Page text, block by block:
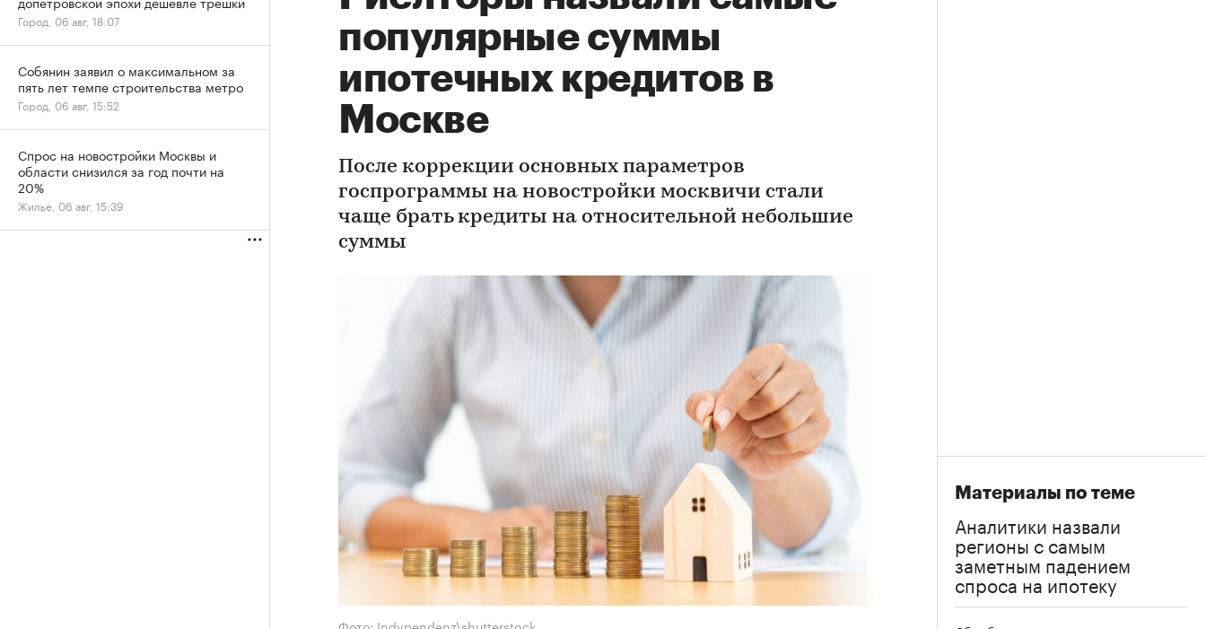
популярные суммы
ипотечных кредитов в
Москве
После коррекции основных параметров
госпрограммы на новостройки москвичи стали
чаще брать кредиты на относительной небольшие
суммы
Материалы по теме
Аналитики назвали
регионы с самым
заметным падением
спроса на ипотеку
Город, 06 авг, 18:07
Собянин заявил о максимальном за
пять лет темпе строительства метро
Город, 06 авг, 15:52
Спрос на новостройки Москвы и
области снизился за год почти на
20%
Жилье, 06 авг, 15:39